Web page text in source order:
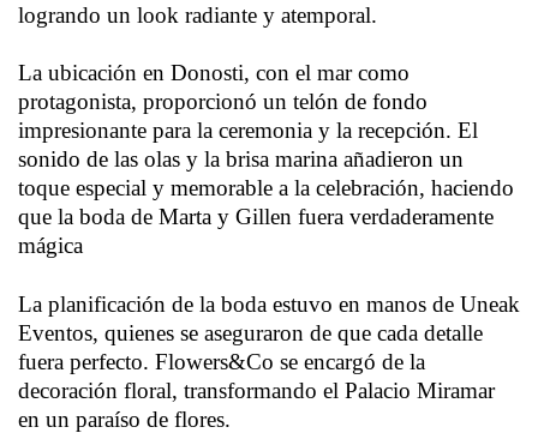
logrando un look radiante y atemporal.
La ubicación en Donosti, con el mar como
protagonista, proporcionó un telón de fondo
impresionante para la ceremonia y la recepción. El
sonido de las olas y la brisa marina añadieron un
toque especial y memorable a la celebración, haciendo
que la boda de Marta y Gillen fuera verdaderamente
mágica
La planificación de la boda estuvo en manos de Uneak
Eventos, quienes se aseguraron de que cada detalle
fuera perfecto. Flowers&Co se encargó de la
decoración floral, transformando el Palacio Miramar
en un paraíso de flores.